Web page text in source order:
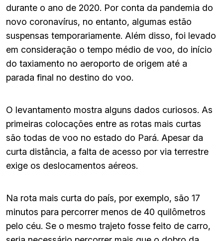
durante o ano de 2020. Por conta da pandemia do
novo coronavírus, no entanto, algumas estão
suspensas temporariamente. Além disso, foi levado
em consideração o tempo médio de voo, do início
do taxiamento no aeroporto de origem até a
parada final no destino do voo.
O levantamento mostra alguns dados curiosos. As
primeiras colocações entre as rotas mais curtas
são todas de voo no estado do Pará. Apesar da
curta distância, a falta de acesso por via terrestre
exige os deslocamentos aéreos.
Na rota mais curta do país, por exemplo, são 17
minutos para percorrer menos de 40 quilômetros
pelo céu. Se o mesmo trajeto fosse feito de carro,